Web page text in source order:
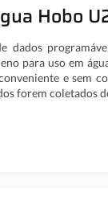
Hobo
dados
para uso em
e sem
forem coletados